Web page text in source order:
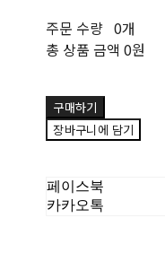
주문 수량 0개
총 상품 금액 0원
구매하기
장바구니에 담기
페이스북
카카오톡